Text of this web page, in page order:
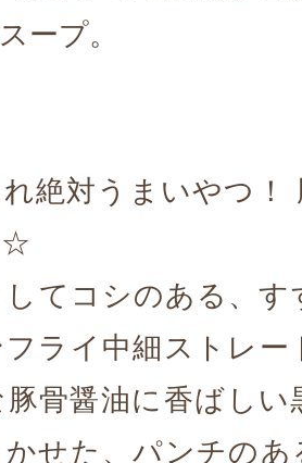
ープ。
絶対うまいやつ！
☆
てコシのある、す
フライ中細ストレー
豚骨醤油に香ばしい
せた、パンチのあ